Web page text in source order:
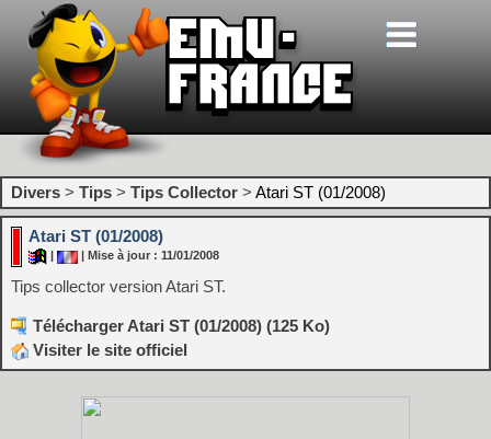
Divers > Tips > Tips Collector > Atari ST (01/2008)
Atari ST (01/2008)
| Mise à jour : 11/01/2008
Tips collector version Atari ST.
Télécharger Atari ST (01/2008) (125 Ko)
Visiter le site officiel